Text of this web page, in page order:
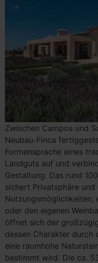
Zwischen Campos und
Neubau-Finca
Formensprache eines
Landguts auf und
Gestaltung. Das rund
sichert Privatsphäre
Nutzungsmöglichkeiten,
oder den eigenen
öffnet sich der
dessen Charakter durch
eine raumhohe
bestimmt wird. Die ca.